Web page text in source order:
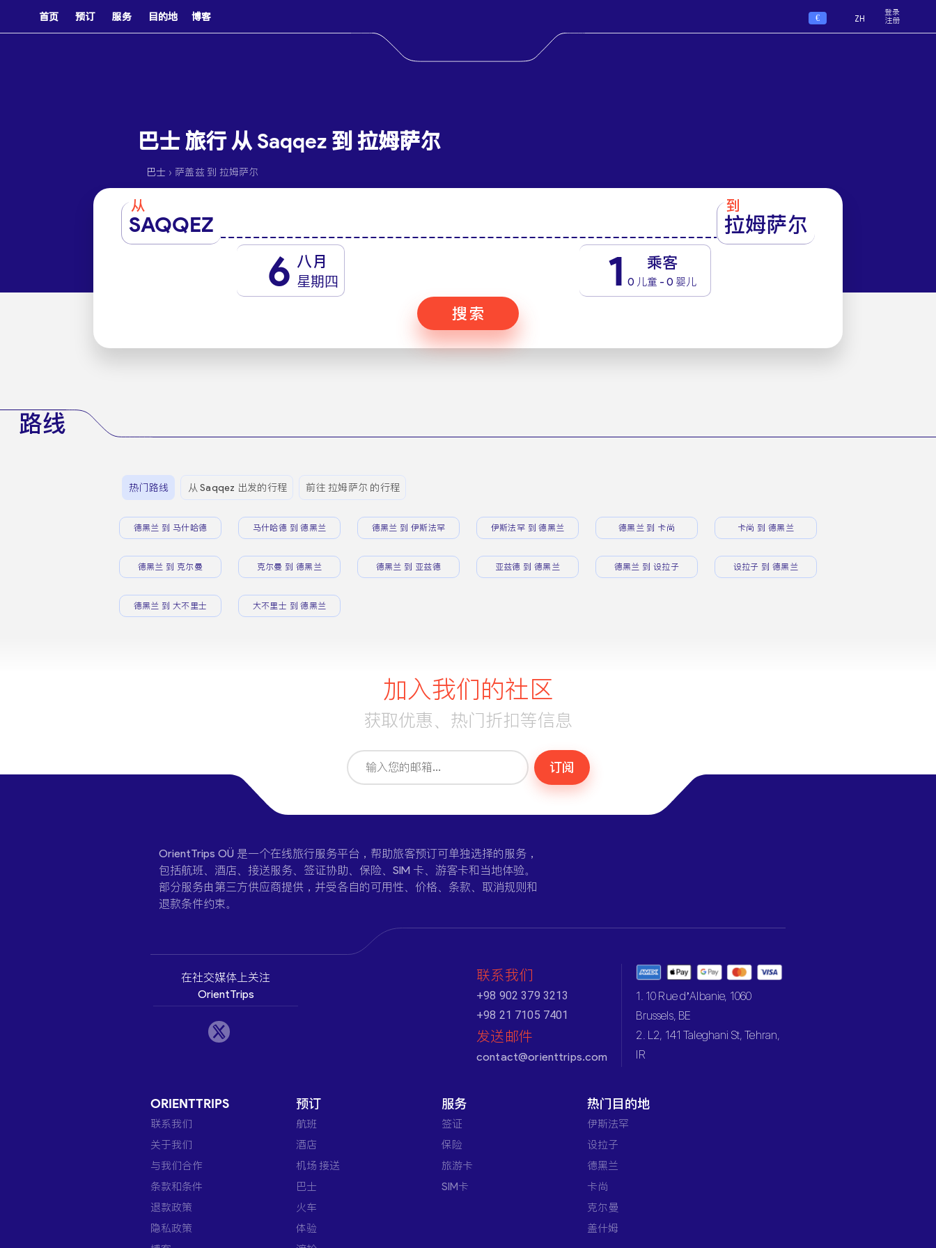
首页 预订 服务 目的地 博客 € ZH
登录
注册
巴士 旅行 从 Saqqez 到 拉姆萨尔
巴士 › 萨盖兹 到 拉姆萨尔
从
SAQQEZ
到
拉姆萨尔
6 八月
星期四 1 乘客
0 儿童 - 0 婴儿
搜索
路线
热门路线 从 Saqqez 出发的行程 前往 拉姆萨尔 的行程
德黑兰 到 马什哈德 马什哈德 到 德黑兰 德黑兰 到 伊斯法罕 伊斯法罕 到 德黑兰 德黑兰 到 卡尚 卡尚 到 德黑兰
德黑兰 到 克尔曼 克尔曼 到 德黑兰 德黑兰 到 亚兹德 亚兹德 到 德黑兰 德黑兰 到 设拉子 设拉子 到 德黑兰
德黑兰 到 大不里士 大不里士 到 德黑兰
加入我们的社区
获取优惠、热门折扣等信息
订阅
OrientTrips OÜ 是一个在线旅行服务平台，帮助旅客预订可单独选择的服务，
包括航班、酒店、接送服务、签证协助、保险、SIM 卡、游客卡和当地体验。
部分服务由第三方供应商提供，并受各自的可用性、价格、条款、取消规则和
退款条件约束。
在社交媒体上关注
OrientTrips
联系我们
+98 902 379 3213
+98 21 7105 7401
发送邮件
contact@orienttrips.com
1. 10 Rue d’Albanie, 1060
Brussels, BE
2. L2, 141 Taleghani St, Tehran,
IR
ORIENTTRIPS
联系我们
关于我们
与我们合作
条款和条件
退款政策
隐私政策
预订
航班
酒店
机场 接送
巴士
火车
体验
服务
签证
保险
旅游卡
SIM卡
热门目的地
伊斯法罕
设拉子
德黑兰
卡尚
克尔曼
盖什姆